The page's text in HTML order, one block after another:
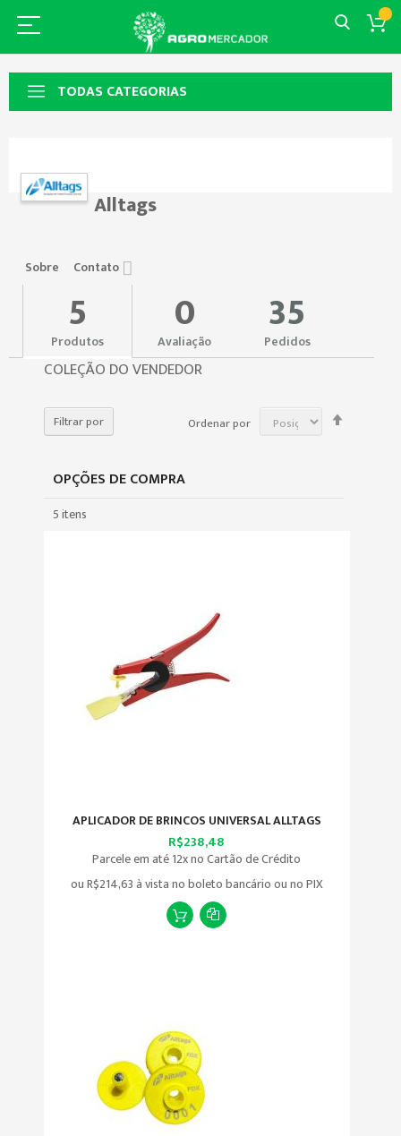
TODAS CATEGORIAS
Alltags
Sobre Contato
0
Avaliação 35
Pedidos
5
Produtos
Filtrar por
OPÇÕES DE COMPRA
COLEÇÃO DO VENDEDOR
5itens
Ordenar por
APLICADOR DE BRINCOS UNIVERSAL ALLTAGS
R$238,48
Parcele em até 12x no Cartão de Crédito
ouR$214,63à vista no boleto bancário ou no PIX